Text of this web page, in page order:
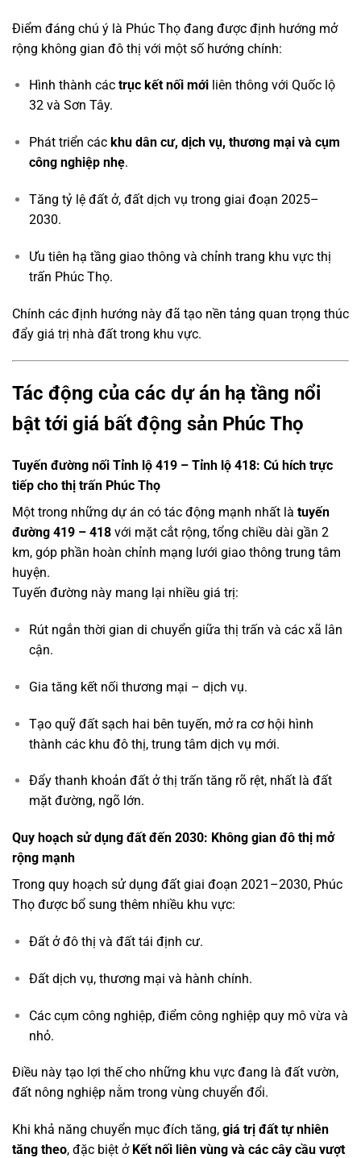
Điểm đáng chú ý là Phúc Thọ đang được định hướng mở
rộng không gian đô thị với một số hướng chính:
Hình thành các trục kết nối mớiliên thông với Quốc lộ
32 và Sơn Tây.
Phát triển các khu dân cư, dịch vụ, thương mại và cụm
công nghiệp nhẹ.
Tăng tỷ lệ đất ở, đất dịch vụ trong giai đoạn 2025–
2030.
Ưu tiên hạ tầng giao thông và chỉnh trang khu vực thị
trấn Phúc Thọ.
Chính các định hướng này đã tạo nền tảng quan trọng thúc
đẩy giá trị nhà đất trong khu vực.
Tác động của các dự án hạ tầng nổi
bật tới giá bất động sản Phúc Thọ
Tuyến đường nối Tỉnh lộ 419 – Tỉnh lộ 418: Cú hích trực
tiếp cho thị trấn Phúc Thọ
Một trong những dự án có tác động mạnh nhất là tuyến
đường 419 – 418 với mặt cắt rộng, tổng chiều dài gần 2
km, góp phần hoàn chỉnh mạng lưới giao thông trung tâm
huyện.
Tuyến đường này mang lại nhiều giá trị:
Rút ngắn thời gian di chuyển giữa thị trấn và các xã lân
cận.
Gia tăng kết nối thương mại – dịch vụ.
Tạo quỹ đất sạch hai bên tuyến, mở ra cơ hội hình
thành các khu đô thị, trung tâm dịch vụ mới.
Đẩy thanh khoản đất ở thị trấn tăng rõ rệt, nhất là đất
mặt đường, ngõ lớn.
Quy hoạch sử dụng đất đến 2030: Không gian đô thị mở
rộng mạnh
Trong quy hoạch sử dụng đất giai đoạn 2021–2030, Phúc
Thọ được bổ sung thêm nhiều khu vực:
Đất ở đô thị và đất tái định cư.
Đất dịch vụ, thương mại và hành chính.
Các cụm công nghiệp, điểm công nghiệp quy mô vừa và
nhỏ.
Điều này tạo lợi thế cho những khu vực đang là đất vườn,
đất nông nghiệp nằm trong vùng chuyển đổi.
Khi khả năng chuyển mục đích tăng, giá trị đất tự nhiên
tăng theo, đặc biệt ở Kết nối liên vùng và các cây cầu vượt